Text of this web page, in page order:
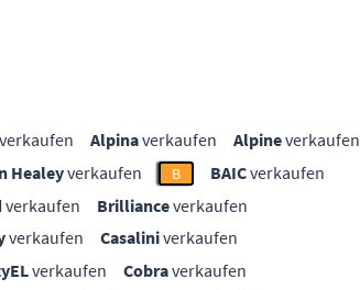
verkaufen Alpinaverkaufen Alpineverkaufen
Healeyverkaufen B BAICverkaufen
verkaufen Brillianceverkaufen
verkaufen Casaliniverkaufen
verkaufen Cobraverkaufen